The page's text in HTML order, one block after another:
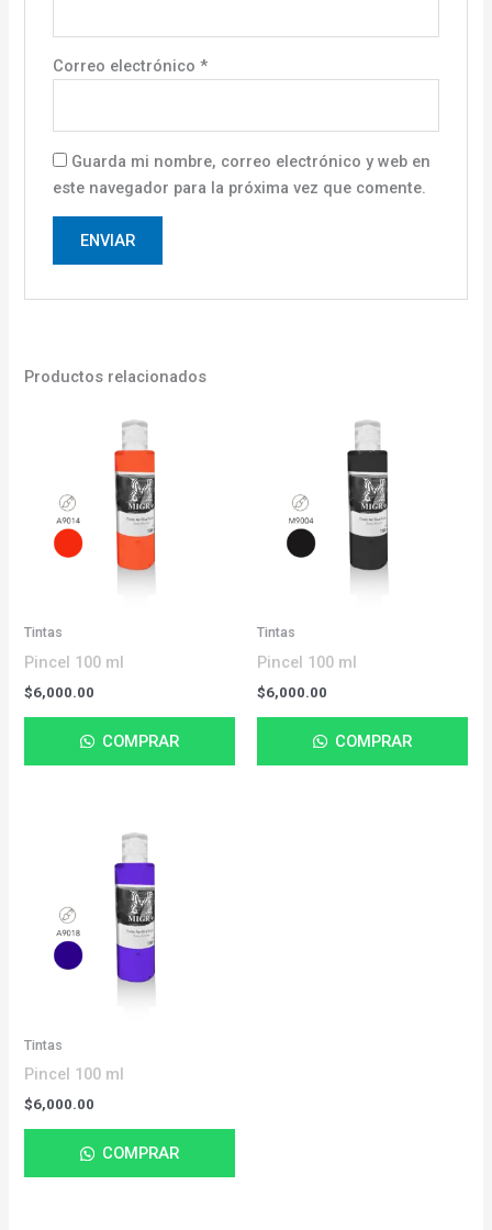
Correo electrónico *
Guarda mi nombre, correo electrónico y web en
este navegador para la próxima vez que comente.
Productos relacionados
Tintas
Pincel 100 ml
$6,000.00
COMPRAR
Tintas
Pincel 100 ml
$6,000.00
COMPRAR
Tintas
Pincel 100 ml
$6,000.00
COMPRAR